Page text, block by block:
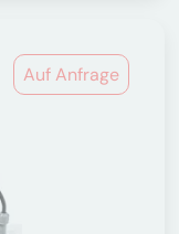
Auf Anfrage